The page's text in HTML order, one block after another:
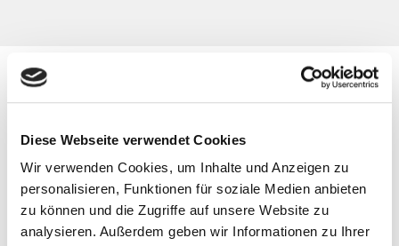
Diese Webseite verwendet Cookies
Wir verwenden Cookies, um Inhalte und Anzeigen zu
personalisieren, Funktionen für soziale Medien anbieten
zu können und die Zugriffe auf unsere Website zu
analysieren. Außerdem geben wir Informationen zu Ihrer
Alles aus einer Hand
Mitarbeitergewinnung muss keine Raketenwissenschaft sein.
Anfrage stellen und Angebot erhalten